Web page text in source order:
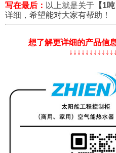
写在最后： 以上就是关于 【1
详细，希望能对大家有帮助！
想了解更详细的产品信